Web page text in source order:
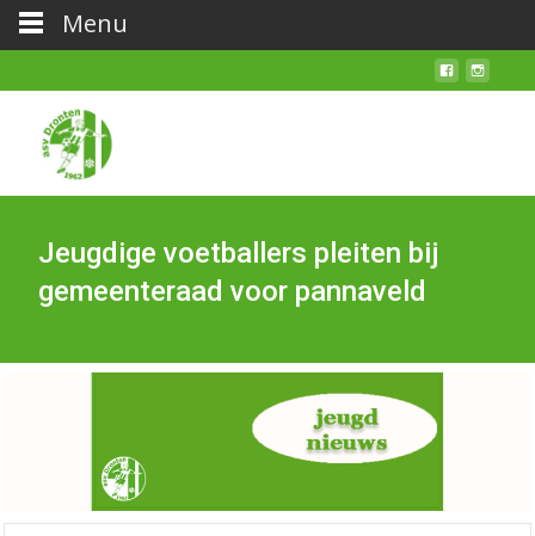
Jeugdige voetballers pleiten bij
gemeenteraad voor pannaveld
Menu